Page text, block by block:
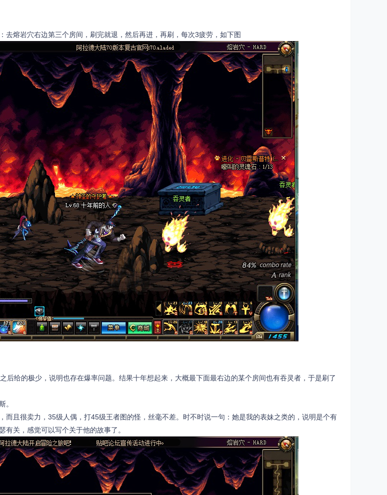
去熔岩穴右边第三个房间，刷完就退，然后再进，再刷，每次3疲劳，如下图
后给的极少，说明也存在爆率问题。结果十年想起来，大概最下面最右边的某个房间也有吞灵者，于是刷了
。
而且很卖力，35级人偶，打45级王者图的怪，丝毫不差。时不时说一句：她是我的表妹之类的，说明是个有
关，感觉可以写个关于他的故事了。